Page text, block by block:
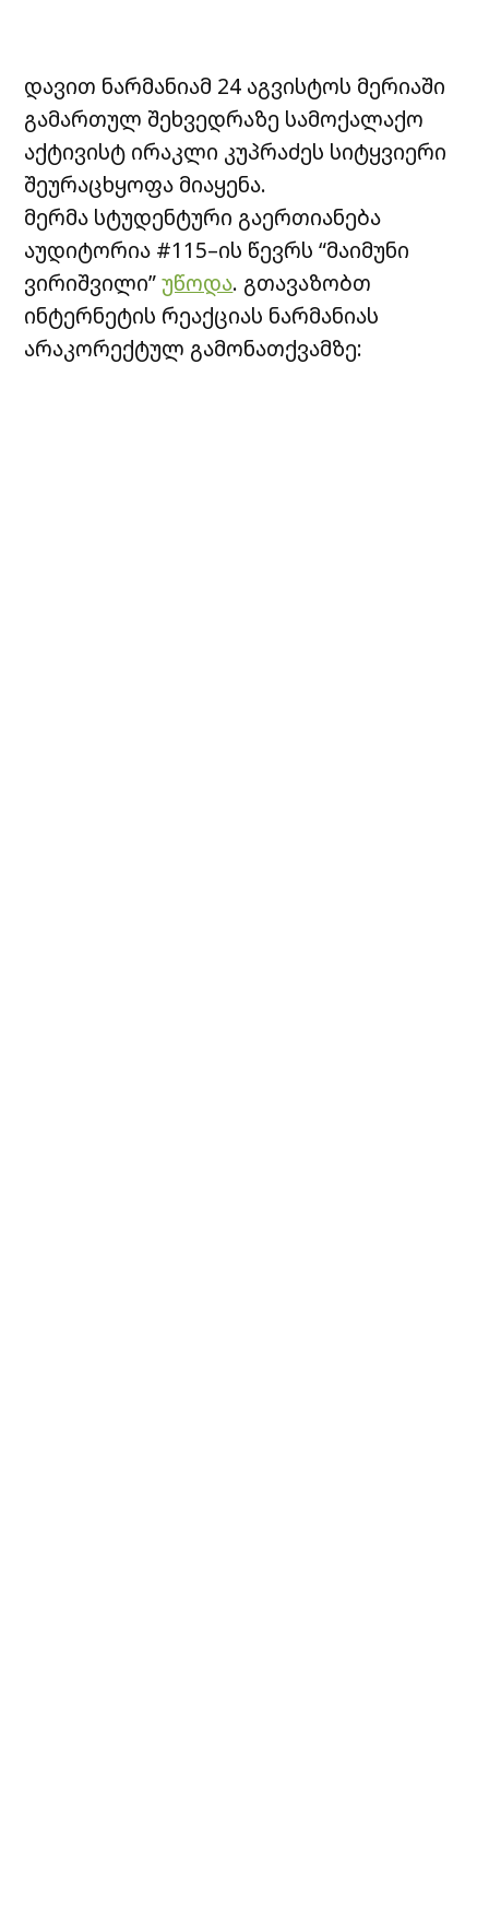
დავით ნარმანიამ 24 აგვისტოს მერიაში
გამართულ შეხვედრაზე სამოქალაქო
აქტივისტ ირაკლი კუპრაძეს სიტყვიერი
შეურაცხყოფა მიაყენა.
მერმა სტუდენტური გაერთიანება
აუდიტორია #115–ის წევრს “მაიმუნი
ვირიშვილი”უწოდა. გთავაზობთ
ინტერნეტის რეაქციას ნარმანიას
არაკორექტულ გამონათქვამზე: